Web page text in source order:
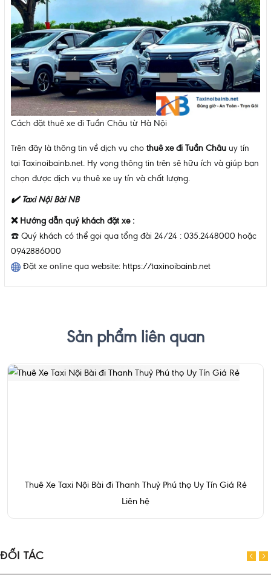
Cách đặt thuê xe đi Tuần Châu từ Hà Nội
Trên đây là thông tin về dịch vụ cho thuê xe đi Tuần Châu uy tín
tại Taxinoibainb.net. Hy vọng thông tin trên sẽ hữu ích và giúp bạn
chọn được dịch vụ thuê xe uy tín và chất lượng.
✔️ Taxi Nội Bài NB
❌Hướng dẫn quý khách đặt xe :
☎️ Quý khách có thể gọi qua tổng đài 24/24 : 035.2448000 hoặc
0942886000
Đặt xe online qua website: https://taxinoibainb.net
Sản phẩm liên quan
Thuê Xe Taxi Nội Bài đi Thanh Thuỷ Phú thọ Uy Tín Giá Rẻ
Liên hệ
ĐỐI TÁC